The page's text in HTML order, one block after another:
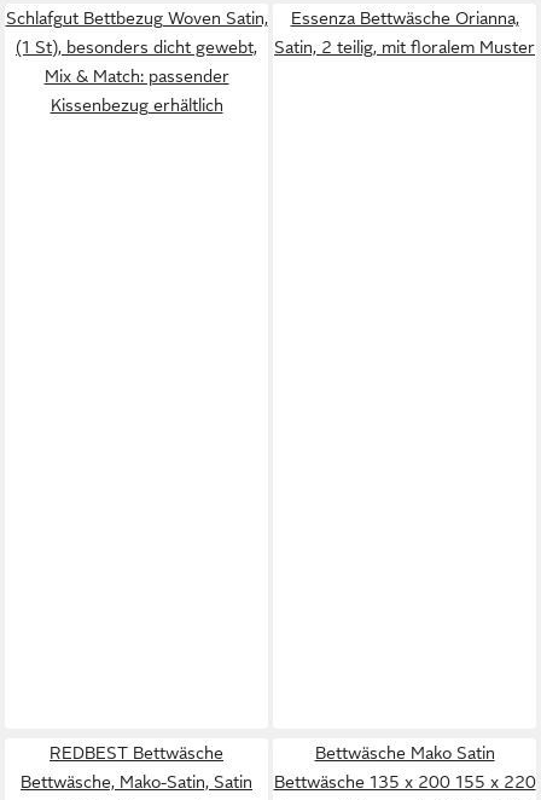
Schlafgut Bettbezug Woven Satin,
(1 St), besonders dicht gewebt,
Mix & Match: passender
Kissenbezug erhältlich
Essenza Bettwäsche Orianna,
Satin, 2 teilig, mit floralem Muster
REDBEST Bettwäsche
Bettwäsche, Mako-Satin, Satin
Bettwäsche Mako Satin
Bettwäsche 135 x 200 155 x 220